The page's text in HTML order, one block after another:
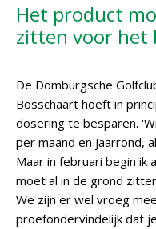
Het product
zitten voor het
De Domburgsche
Bosschaart hoeft in
dosering te besparen.
per maand en jaarrond,
Maar in februari begin
moet al in de grond
We zijn er wel vroeg
proefondervindelijk dat